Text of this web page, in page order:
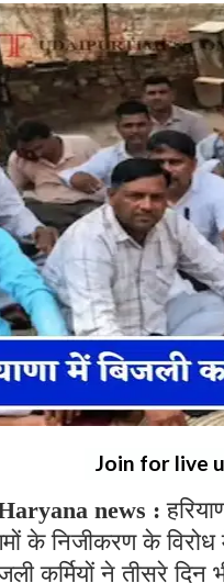
Join for live
news :
के निजीकरण के
कर्मियों ने तीसरे दिन